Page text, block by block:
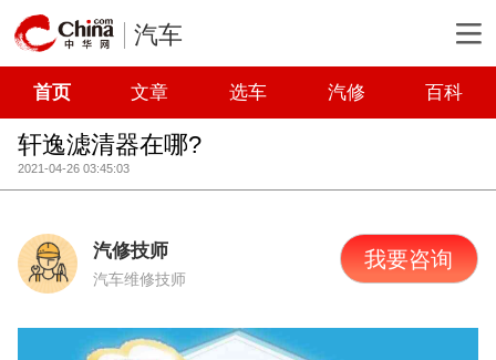
汽车
首页 文章 选车 汽修 百科
轩逸滤清器在哪?
2021-04-26 03:45:03
汽修技师
汽车维修技师
我要咨询